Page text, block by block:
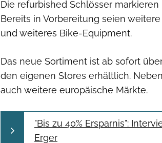
Die refurbished Schlösser
Bereits in Vorbereitung seien
und weiteres Bike-Equipment.
Das neue Sortiment ist ab sofort
den eigenen Stores erhältlich.
auch weitere europäische Märkte.
"Bis zu 40% Ersparnis":
Erger